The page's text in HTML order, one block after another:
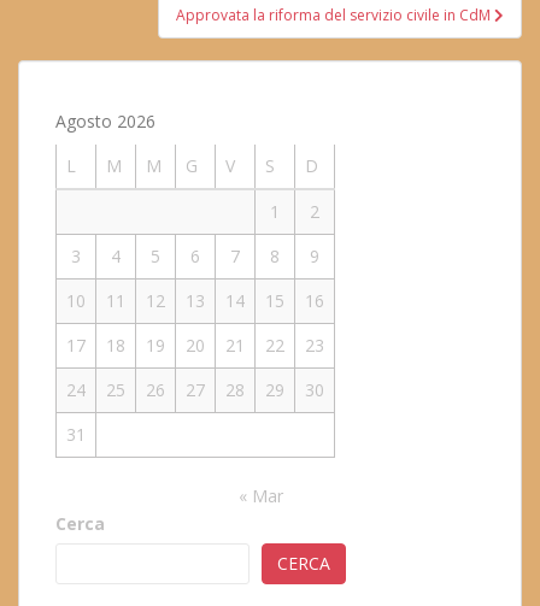
Approvata la riforma del servizio civile in CdM
Agosto 2026
L
M M G V S
D
1
2
3
4 5 6 7 8
9
10
11 12 13 14 15
16
17
18 19 20 21 22
23
24
25 26 27 28 29
30
31
« Mar
Cerca
CERCA